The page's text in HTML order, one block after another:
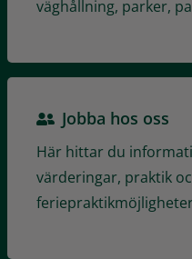
väghållning, parker,
Jobba hos oss
Här hittar du
värderingar, praktik